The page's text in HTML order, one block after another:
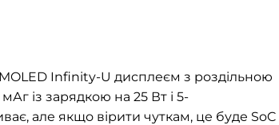
Infinity-U дисплеєм з роздільною
із зарядкою на 25 Вт і 5-
але якщо вірити чуткам, це буде SoC